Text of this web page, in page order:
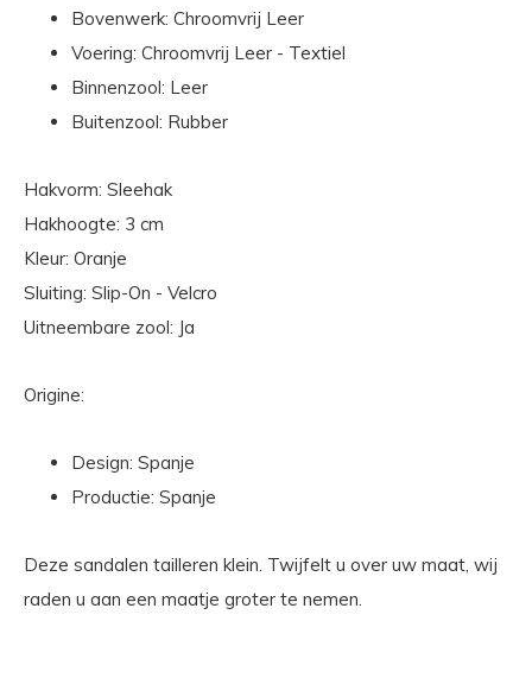
Bovenwerk: Chroomvrij Leer
Voering: Chroomvrij Leer - Textiel
Binnenzool: Leer
Buitenzool: Rubber
Hakvorm: Sleehak
Hakhoogte: 3 cm
Kleur: Oranje
Sluiting: Slip-On - Velcro
Uitneembare zool: Ja
Origine:
Design: Spanje
Productie: Spanje
Deze sandalen tailleren klein. Twijfelt u over uw maat, wij
raden u aan een maatje groter te nemen.